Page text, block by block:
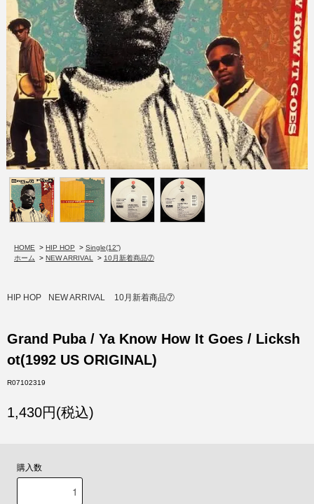
HOME > HIP HOP > Single(12”)
ホーム
> NEW ARRIVAL > 10月新着商品⑦
HIP HOP NEW ARRIVAL 10月新着商品⑦
Grand Puba / Ya Know How It Goes / Licksh
ot(1992 US ORIGINAL)
R07102319
1,430円(税込)
購入数